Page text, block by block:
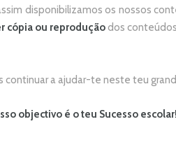
disponibilizamos os nossos
cópia ou reprodução dos
a ajudar-te neste teu
objectivo é o teu Sucesso escolar!